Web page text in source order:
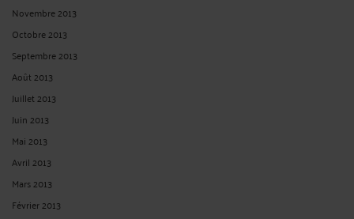
Novembre 2013
Octobre 2013
Septembre 2013
Août 2013
Juillet 2013
Juin 2013
Mai 2013
Avril 2013
Mars 2013
Février 2013